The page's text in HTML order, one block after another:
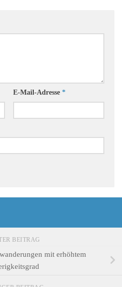
E-Mail-Adresse *
BEITRAG
mit erhöhtem